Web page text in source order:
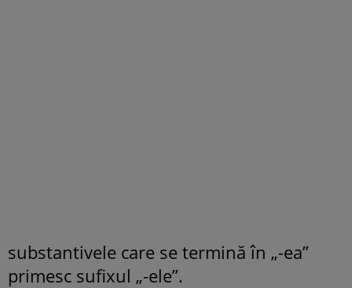
substantivele care se termină în „-ea”
primesc sufixul „-ele”.